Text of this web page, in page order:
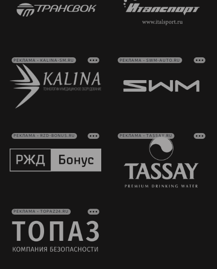
РЕКЛАМА • KALINA-SM.RU РЕКЛАМА • SWM-AUTO.RU
РЕКЛАМА • RZD-BONUS.RU РЕКЛАМА • TASSAY.RU
РЕКЛАМА • TOPAZ24.RU